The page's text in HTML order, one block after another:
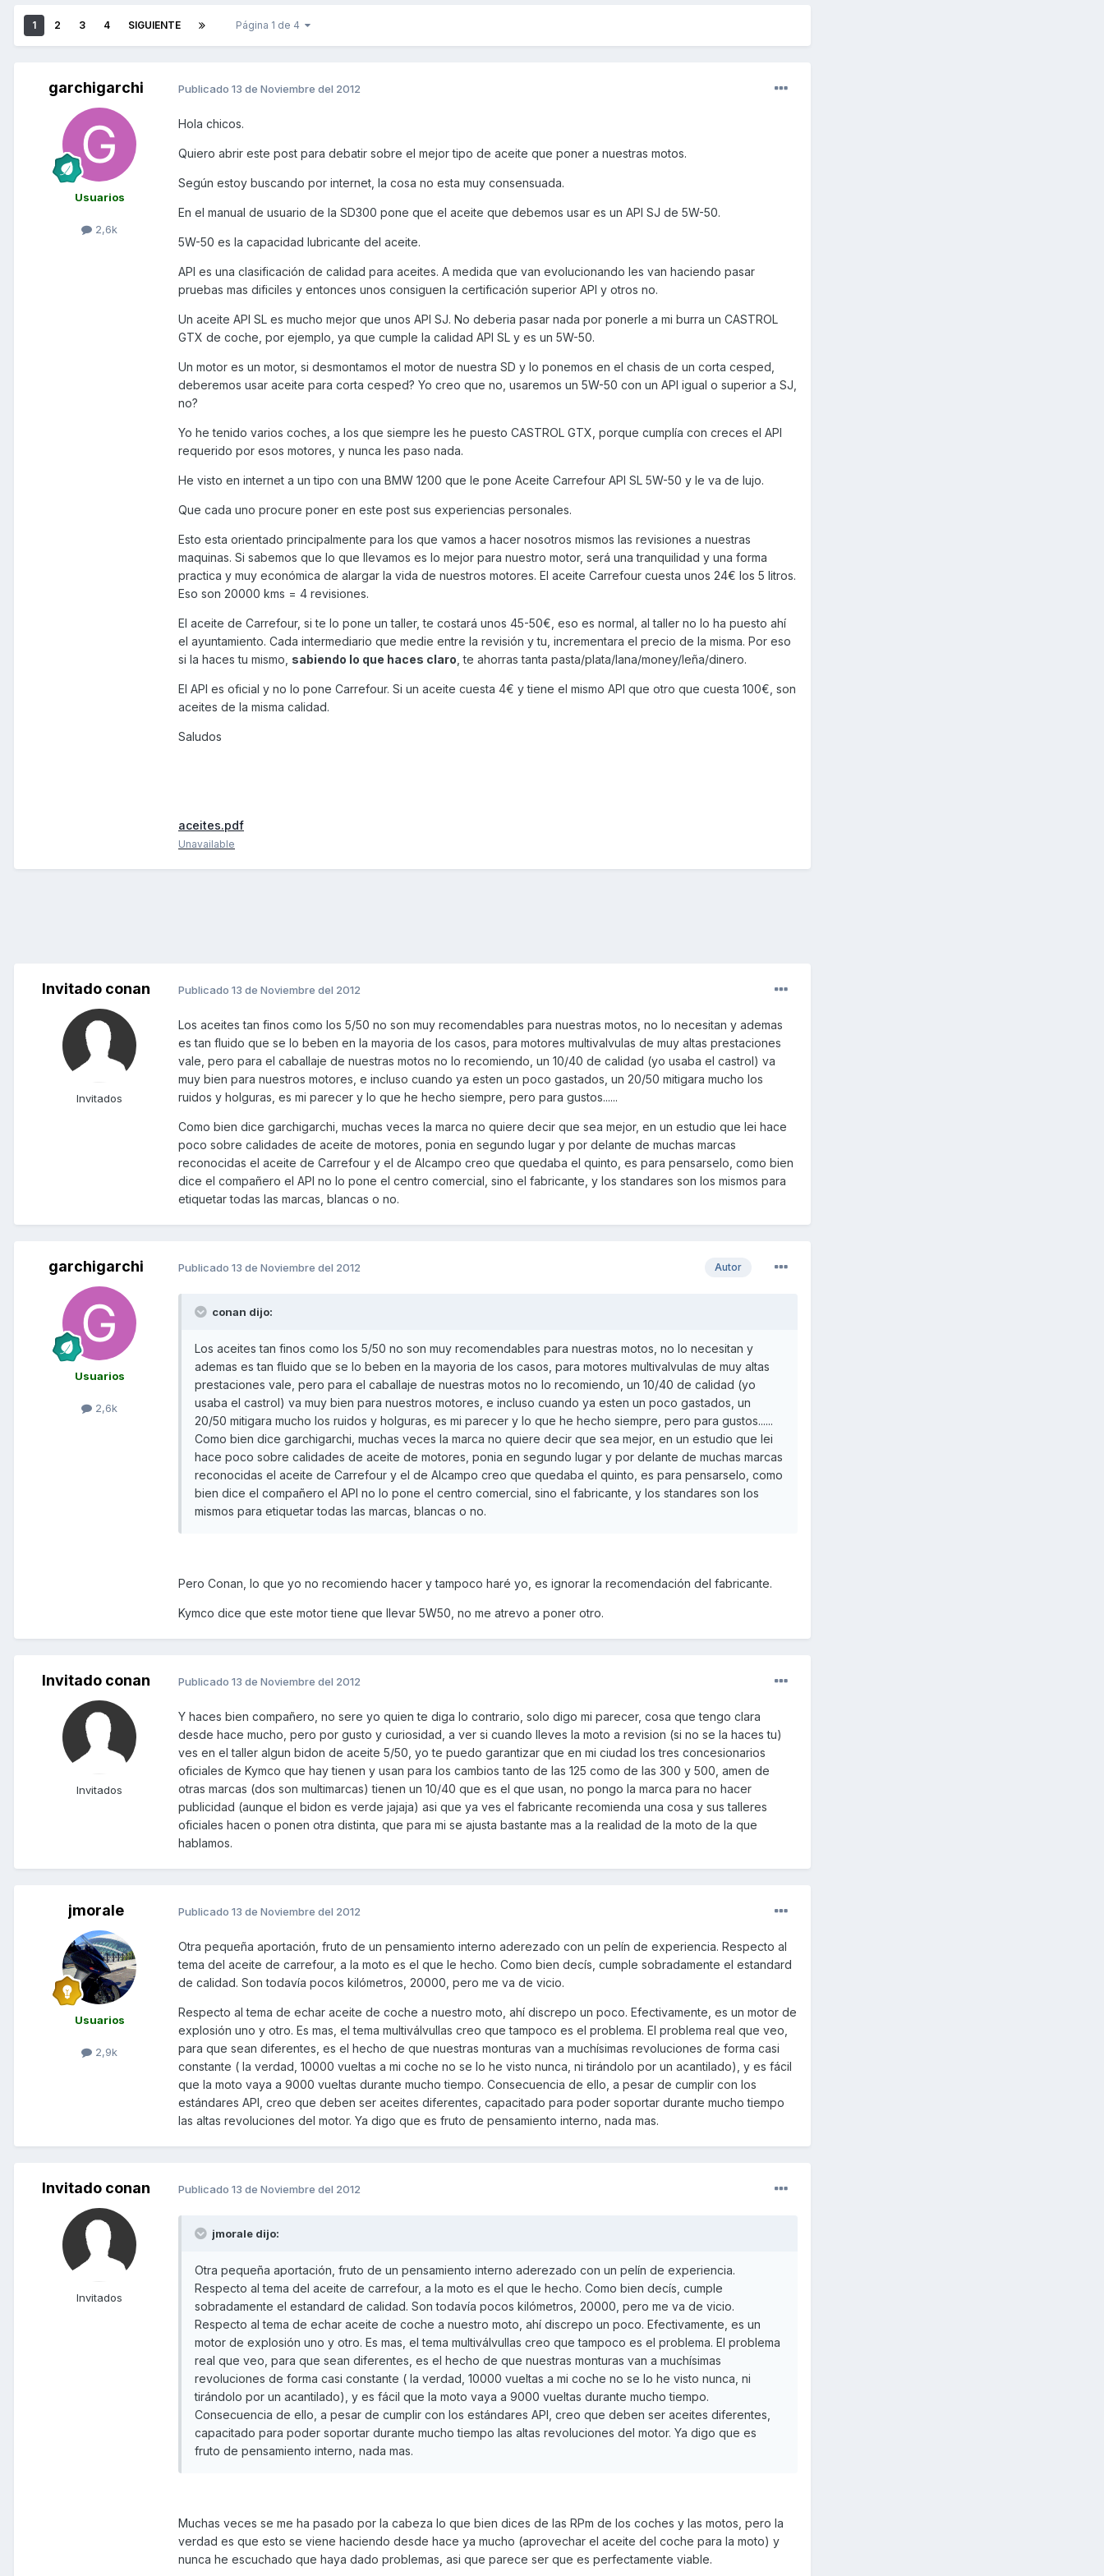
1 2 3 4 SIGUIENTE Página 1 de 4
garchigarchi
Usuarios
2,6k
Publicado 13 de Noviembre del 2012
Hola chicos.
Quiero abrir este post para debatir sobre el mejor tipo de aceite que poner a nuestras motos.
Según estoy buscando por internet, la cosa no esta muy consensuada.
En el manual de usuario de la SD300 pone que el aceite que debemos usar es un API SJ de 5W-50.
5W-50 es la capacidad lubricante del aceite.
API es una clasificación de calidad para aceites. A medida que van evolucionando les van haciendo pasar
pruebas mas dificiles y entonces unos consiguen la certificación superior API y otros no.
Un aceite API SL es mucho mejor que unos API SJ. No deberia pasar nada por ponerle a mi burra un CASTROL
GTX de coche, por ejemplo, ya que cumple la calidad API SL y es un 5W-50.
Un motor es un motor, si desmontamos el motor de nuestra SD y lo ponemos en el chasis de un corta cesped,
deberemos usar aceite para corta cesped? Yo creo que no, usaremos un 5W-50 con un API igual o superior a SJ,
no?
Yo he tenido varios coches, a los que siempre les he puesto CASTROL GTX, porque cumplía con creces el API
requerido por esos motores, y nunca les paso nada.
He visto en internet a un tipo con una BMW 1200 que le pone Aceite Carrefour API SL 5W-50 y le va de lujo.
Que cada uno procure poner en este post sus experiencias personales.
Esto esta orientado principalmente para los que vamos a hacer nosotros mismos las revisiones a nuestras
maquinas. Si sabemos que lo que llevamos es lo mejor para nuestro motor, será una tranquilidad y una forma
practica y muy económica de alargar la vida de nuestros motores. El aceite Carrefour cuesta unos 24€ los 5 litros.
Eso son 20000 kms = 4 revisiones.
El aceite de Carrefour, si te lo pone un taller, te costará unos 45-50€, eso es normal, al taller no lo ha puesto ahí
el ayuntamiento. Cada intermediario que medie entre la revisión y tu, incrementara el precio de la misma. Por eso
si la haces tu mismo, sabiendo lo que haces claro , te ahorras tanta pasta/plata/lana/money/leña/dinero.
El API es oficial y no lo pone Carrefour. Si un aceite cuesta 4€ y tiene el mismo API que otro que cuesta 100€, son
aceites de la misma calidad.
Saludos
aceites.pdf
Unavailable
Invitado conan
Invitados
Publicado 13 de Noviembre del 2012
Los aceites tan finos como los 5/50 no son muy recomendables para nuestras motos, no lo necesitan y ademas
es tan fluido que se lo beben en la mayoria de los casos, para motores multivalvulas de muy altas prestaciones
vale, pero para el caballaje de nuestras motos no lo recomiendo, un 10/40 de calidad (yo usaba el castrol) va
muy bien para nuestros motores, e incluso cuando ya esten un poco gastados, un 20/50 mitigara mucho los
ruidos y holguras, es mi parecer y lo que he hecho siempre, pero para gustos......
Como bien dice garchigarchi, muchas veces la marca no quiere decir que sea mejor, en un estudio que lei hace
poco sobre calidades de aceite de motores, ponia en segundo lugar y por delante de muchas marcas
reconocidas el aceite de Carrefour y el de Alcampo creo que quedaba el quinto, es para pensarselo, como bien
dice el compañero el API no lo pone el centro comercial, sino el fabricante, y los standares son los mismos para
etiquetar todas las marcas, blancas o no.
garchigarchi
Usuarios
2,6k
Autor
Publicado 13 de Noviembre del 2012
conan dijo:
Los aceites tan finos como los 5/50 no son muy recomendables para nuestras motos, no lo necesitan y
ademas es tan fluido que se lo beben en la mayoria de los casos, para motores multivalvulas de muy altas
prestaciones vale, pero para el caballaje de nuestras motos no lo recomiendo, un 10/40 de calidad (yo
usaba el castrol) va muy bien para nuestros motores, e incluso cuando ya esten un poco gastados, un
20/50 mitigara mucho los ruidos y holguras, es mi parecer y lo que he hecho siempre, pero para gustos......
Como bien dice garchigarchi, muchas veces la marca no quiere decir que sea mejor, en un estudio que lei
hace poco sobre calidades de aceite de motores, ponia en segundo lugar y por delante de muchas marcas
reconocidas el aceite de Carrefour y el de Alcampo creo que quedaba el quinto, es para pensarselo, como
bien dice el compañero el API no lo pone el centro comercial, sino el fabricante, y los standares son los
mismos para etiquetar todas las marcas, blancas o no.
Pero Conan, lo que yo no recomiendo hacer y tampoco haré yo, es ignorar la recomendación del fabricante.
Kymco dice que este motor tiene que llevar 5W50, no me atrevo a poner otro.
Invitado conan
Invitados
Publicado 13 de Noviembre del 2012
Y haces bien compañero, no sere yo quien te diga lo contrario, solo digo mi parecer, cosa que tengo clara
desde hace mucho, pero por gusto y curiosidad, a ver si cuando lleves la moto a revision (si no se la haces tu)
ves en el taller algun bidon de aceite 5/50, yo te puedo garantizar que en mi ciudad los tres concesionarios
oficiales de Kymco que hay tienen y usan para los cambios tanto de las 125 como de las 300 y 500, amen de
otras marcas (dos son multimarcas) tienen un 10/40 que es el que usan, no pongo la marca para no hacer
publicidad (aunque el bidon es verde jajaja) asi que ya ves el fabricante recomienda una cosa y sus talleres
oficiales hacen o ponen otra distinta, que para mi se ajusta bastante mas a la realidad de la moto de la que
hablamos.
jmorale
Usuarios
2,9k
Publicado 13 de Noviembre del 2012
Otra pequeña aportación, fruto de un pensamiento interno aderezado con un pelín de experiencia. Respecto al
tema del aceite de carrefour, a la moto es el que le hecho. Como bien decís, cumple sobradamente el estandard
de calidad. Son todavía pocos kilómetros, 20000, pero me va de vicio.
Respecto al tema de echar aceite de coche a nuestro moto, ahí discrepo un poco. Efectivamente, es un motor de
explosión uno y otro. Es mas, el tema multiválvullas creo que tampoco es el problema. El problema real que veo,
para que sean diferentes, es el hecho de que nuestras monturas van a muchísimas revoluciones de forma casi
constante ( la verdad, 10000 vueltas a mi coche no se lo he visto nunca, ni tirándolo por un acantilado), y es fácil
que la moto vaya a 9000 vueltas durante mucho tiempo. Consecuencia de ello, a pesar de cumplir con los
estándares API, creo que deben ser aceites diferentes, capacitado para poder soportar durante mucho tiempo
las altas revoluciones del motor. Ya digo que es fruto de pensamiento interno, nada mas.
Invitado conan
Invitados
Publicado 13 de Noviembre del 2012
jmorale dijo:
Otra pequeña aportación, fruto de un pensamiento interno aderezado con un pelín de experiencia.
Respecto al tema del aceite de carrefour, a la moto es el que le hecho. Como bien decís, cumple
sobradamente el estandard de calidad. Son todavía pocos kilómetros, 20000, pero me va de vicio.
Respecto al tema de echar aceite de coche a nuestro moto, ahí discrepo un poco. Efectivamente, es un
motor de explosión uno y otro. Es mas, el tema multiválvullas creo que tampoco es el problema. El problema
real que veo, para que sean diferentes, es el hecho de que nuestras monturas van a muchísimas
revoluciones de forma casi constante ( la verdad, 10000 vueltas a mi coche no se lo he visto nunca, ni
tirándolo por un acantilado), y es fácil que la moto vaya a 9000 vueltas durante mucho tiempo.
Consecuencia de ello, a pesar de cumplir con los estándares API, creo que deben ser aceites diferentes,
capacitado para poder soportar durante mucho tiempo las altas revoluciones del motor. Ya digo que es
fruto de pensamiento interno, nada mas.
Muchas veces se me ha pasado por la cabeza lo que bien dices de las RPm de los coches y las motos, pero la
verdad es que esto se viene haciendo desde hace ya mucho (aprovechar el aceite del coche para la moto) y
nunca he escuchado que haya dado problemas, asi que parece ser que es perfectamente viable.